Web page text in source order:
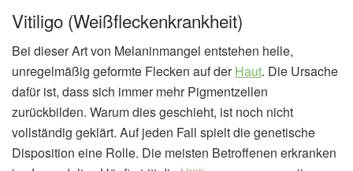
Vitiligo (Weißfleckenkrankheit)
Bei dieser Art von Melaninmangel entstehen helle,
unregelmäßig geformte Flecken auf derHaut. Die Ursache
dafür ist, dass sich immer mehr Pigmentzellen
zurückbilden. Warum dies geschieht, ist noch nicht
vollständig geklärt. Auf jeden Fall spielt die genetische
Disposition eine Rolle. Die meisten Betroffenen erkranken